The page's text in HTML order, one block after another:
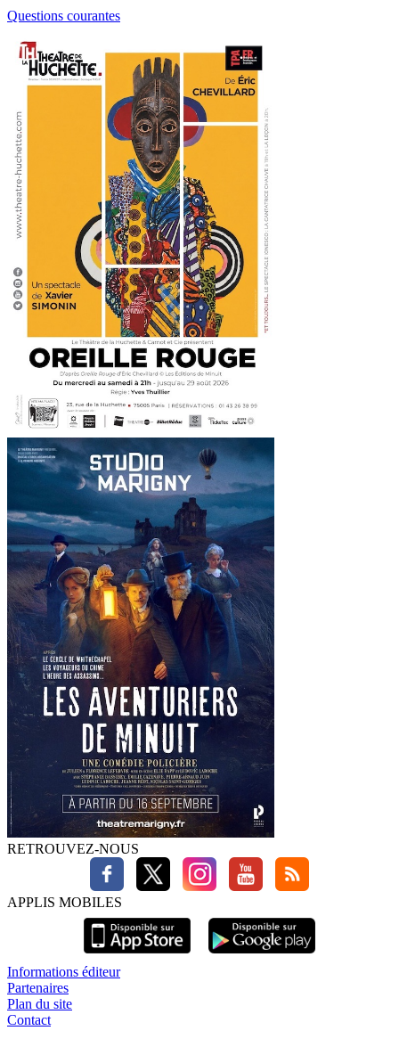
Questions courantes
RETROUVEZ-NOUS
APPLIS MOBILES
Informations éditeur
Partenaires
Plan du site
Contact